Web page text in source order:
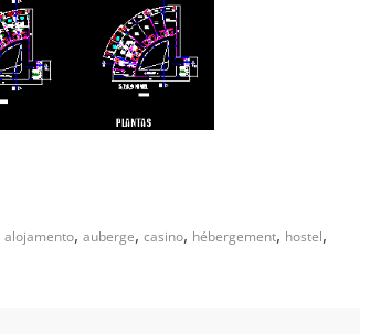
alojamento, auberge, casino, hébergement, hostel,